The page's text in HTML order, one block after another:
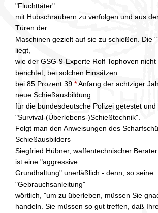
"Fluchttäter"
mit Hubschraubern zu verfolgen und aus
Türen der
Maschinen gezielt auf sie zu schießen. Die
liegt,
wie der GSG-9-Experte Rolf Tophoven
berichtet, bei solchen Einsätzen
bei 85 Prozent.39 *Anfang der achtziger
neue Schießausbildung
für die bundesdeutsche Polizei getestet
"Survival-(Überlebens-)Schießtechnik".
Folgt man den Anweisungen des
Schießausbilders
Siegfried Hübner, waffentechnischer
ist eine "aggressive
Grundhaltung" unerläßlich - denn, so seine
"Gebrauchsanleitung"
wörtlich, "um zu überleben, müssen Sie
handeln. Sie müssen so gut treffen, daß